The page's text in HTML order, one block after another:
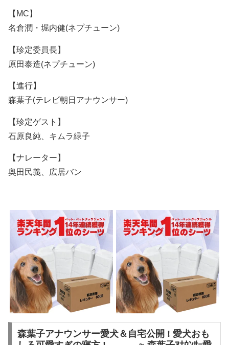
【MC】
名倉潤・堀内健(ネプチューン)
【珍定委員長】
原田泰造(ネプチューン)
【進行】
森葉子(テレビ朝日アナウンサー)
【珍定ゲスト】
石原良純、キムラ緑子
【ナレーター】
奥田民義、広居バン
森葉子アナウンサー愛犬＆自宅公開 ! 愛犬おも